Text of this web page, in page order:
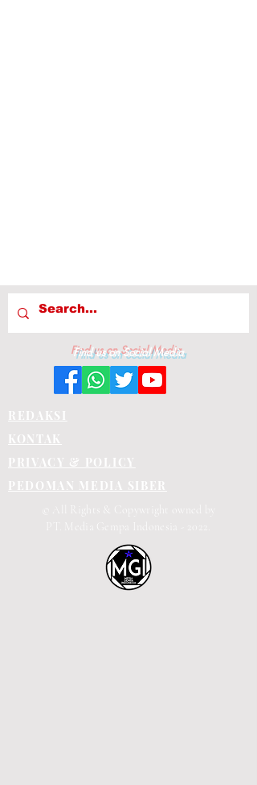
Find us on Social Media
REDAKSI
KONTAK
PRIVACY & POLICY
PEDOMAN MEDIA SIBER
PT. Media Gempa Indonesia - 2022.